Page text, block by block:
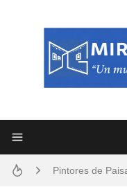
Pintores de